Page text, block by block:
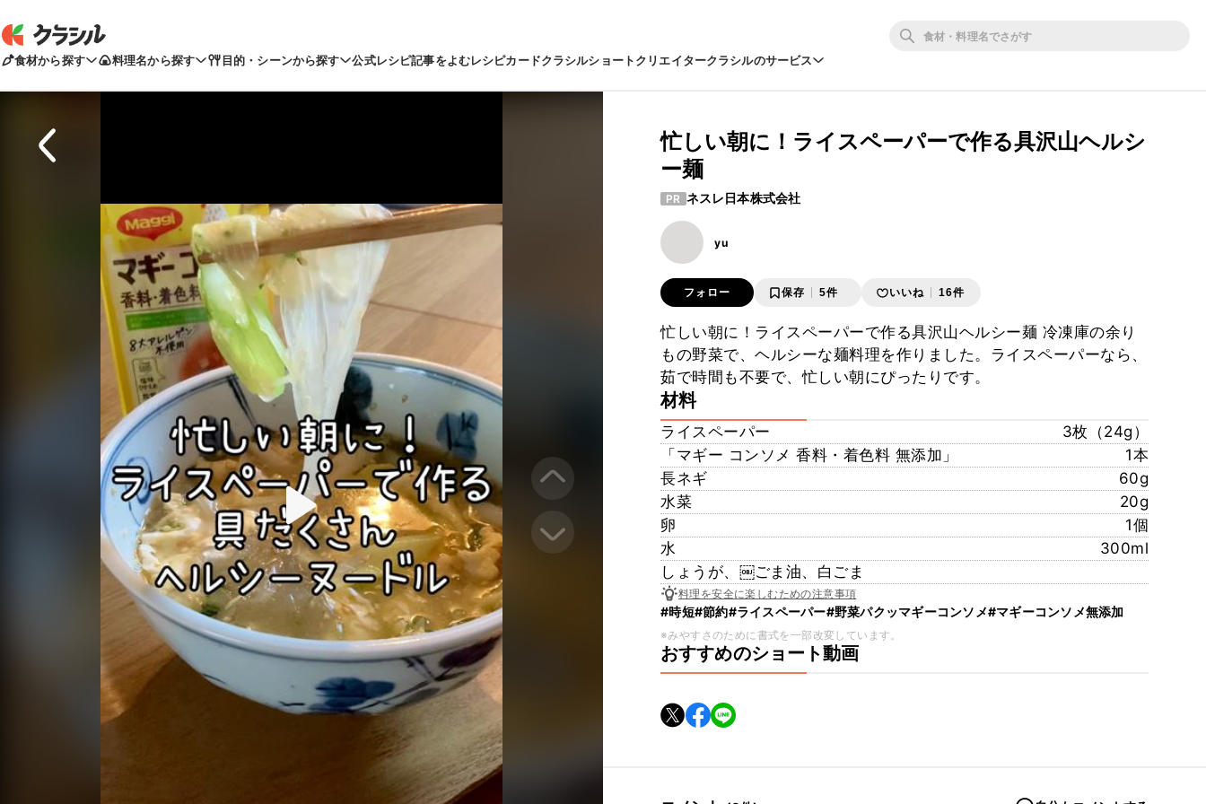
食材から探す 料理名から探す 目的・シーンから探す 公式レシピ記事をよむレシピカードクラシルショートクリエイタークラシルのサービス
忙しい朝に！ライスペーパーで作る具沢山ヘルシ
ー麺
PR ネスレ日本株式会社
yu
フォロー 保存 5件 いいね 16件
忙しい朝に！ライスペーパーで作る具沢山ヘルシー麺 冷凍庫の余り
もの野菜で、ヘルシーな麺料理を作りました。ライスペーパーなら、
茹で時間も不要で、忙しい朝にぴったりです。
材料
ライスペーパー
3枚（24g）
「マギー コンソメ 香料・着色料 無添加」
1本
長ネギ
60g
水菜
20g
卵
1個
水
300ml
しょうが、￼ごま油、白ごま
料理を安全に楽しむための注意事項
#時短#節約#ライスペーパー#野菜パクッマギーコンソメ#マギーコンソメ無添加
※みやすさのために書式を一部改変しています。
おすすめのショート動画